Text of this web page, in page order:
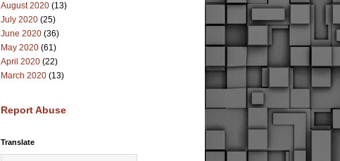
August 2020 (13)
July 2020 (25)
June 2020 (36)
May 2020 (61)
April 2020 (22)
March 2020 (13)
Report Abuse
Translate